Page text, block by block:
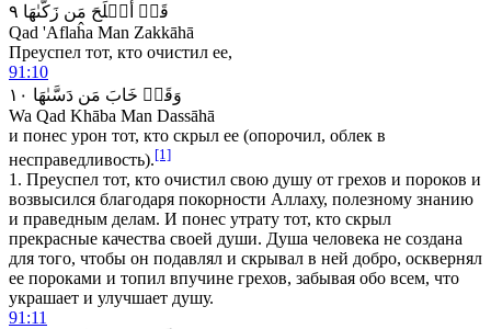
قَدۡ
أَفۡلَحَ مَن زَكَّىٰهَا
Qad 'Aflaĥa Man Zakkāhā
Преуспел тот, кто очистил ее,
91:10
وَقَدۡ خَابَ مَن دَسَّىٰهَا
Wa Qad Khāba Man Dassāhā
и понес урон тот, кто скрыл ее (опорочил, облек в
несправедливость).[1]
1. Преуспел тот, кто очистил свою душу от грехов и пороков и
возвысился благодаря покорности Аллаху, полезному знанию
и праведным делам. И понес утрату тот, кто скрыл
прекрасные качества своей души. Душа человека не создана
для того, чтобы он подавлял и скрывал в ней добро, осквернял
ее пороками и топил впучине грехов, забывая обо всем, что
украшает и улучшает душу.
91:11